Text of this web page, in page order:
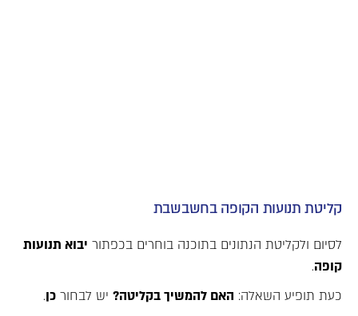
קליטת תנועות הקופה בחשבשבת
לסיום ולקליטת הנתונים בתוכנה בוחרים בכפתור יבוא תנועות
קופה.
כעת תופיע השאלה: האם להמשיך בקליטה? יש לבחור כן.